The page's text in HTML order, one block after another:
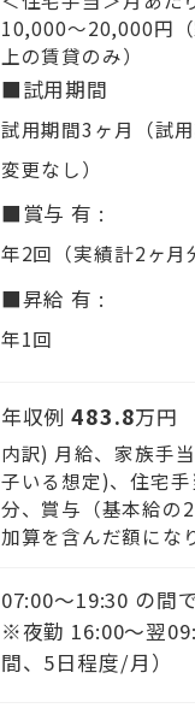
10,000～20,000円
上の賃貸のみ）
■試用期間
試用期間3ヶ月（試
変更なし）
■賞与 有 :
年2回（実績計2ヶ月
■昇給 有 :
年1回
年収例483.8万円
内訳) 月給、家族手
子いる想定)、住宅手
分、賞与（基本給の
加算を含んだ額にな
07:00〜19:30 の間
※夜勤 16:00〜翌
間、5日程度/月）